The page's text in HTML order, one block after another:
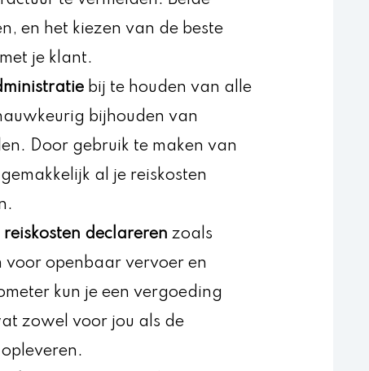
en het kiezen van de beste
je klant.
bij te houden van alle
bijhouden van
Door gebruik te maken van
gemakkelijk al je reiskosten
declareren zoals
voor openbaar vervoer en
kun je een vergoeding
zowel voor jou als de